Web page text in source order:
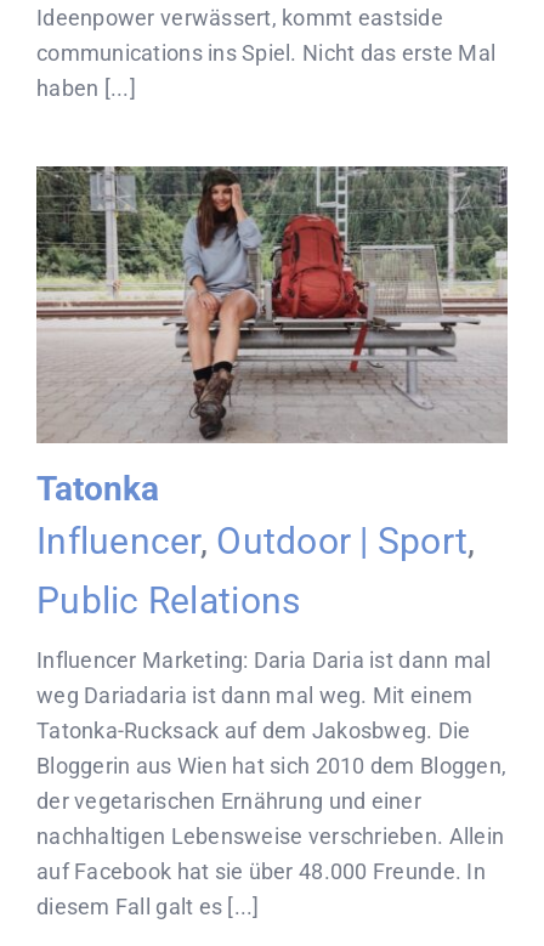
Ideenpower verwässert, kommt eastside
communications ins Spiel. Nicht das erste Mal
haben [...]
Tatonka
Influencer, Outdoor | Sport,
Public Relations
Influencer Marketing: Daria Daria ist dann mal
weg Dariadaria ist dann mal weg. Mit einem
Tatonka-Rucksack auf dem Jakosbweg. Die
Bloggerin aus Wien hat sich 2010 dem Bloggen,
der vegetarischen Ernährung und einer
nachhaltigen Lebensweise verschrieben. Allein
auf Facebook hat sie über 48.000 Freunde. In
diesem Fall galt es [...]